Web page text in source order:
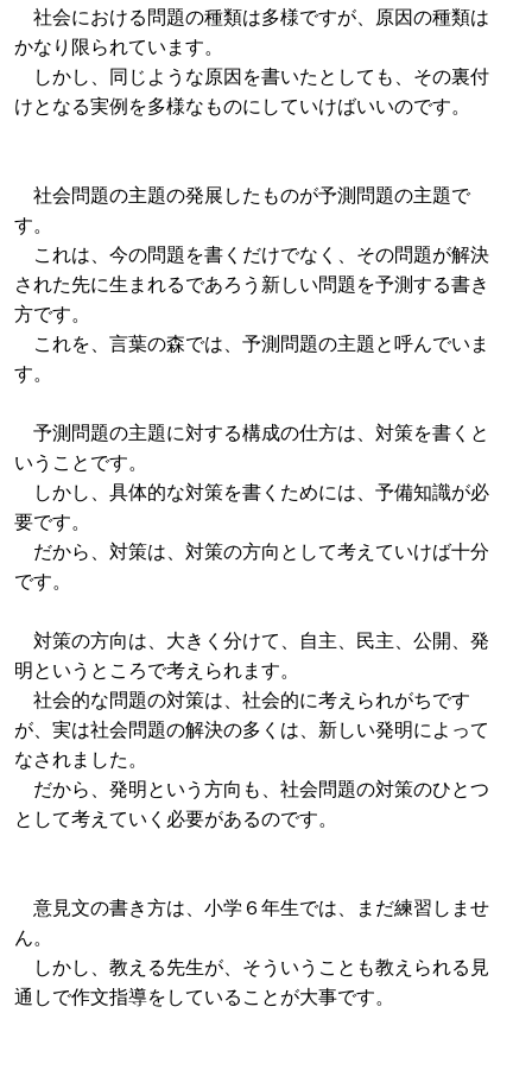
社会における問題の種類は多様ですが、原因の種類は
かなり限られています。
しかし、同じような原因を書いたとしても、その裏付
けとなる実例を多様なものにしていけばいいのです。
社会問題の主題の発展したものが予測問題の主題で
す。
これは、今の問題を書くだけでなく、その問題が解決
された先に生まれるであろう新しい問題を予測する書き
方です。
これを、言葉の森では、予測問題の主題と呼んでいま
す。
予測問題の主題に対する構成の仕方は、対策を書くと
いうことです。
しかし、具体的な対策を書くためには、予備知識が必
要です。
だから、対策は、対策の方向として考えていけば十分
です。
対策の方向は、大きく分けて、自主、民主、公開、発
明というところで考えられます。
社会的な問題の対策は、社会的に考えられがちです
が、実は社会問題の解決の多くは、新しい発明によって
なされました。
だから、発明という方向も、社会問題の対策のひとつ
として考えていく必要があるのです。
意見文の書き方は、小学６年生では、まだ練習しませ
ん。
しかし、教える先生が、そういうことも教えられる見
通しで作文指導をしていることが大事です。